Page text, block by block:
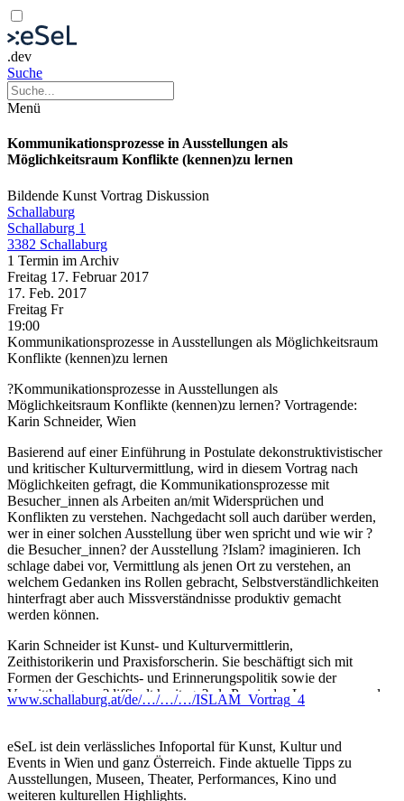
.dev
Suche
Menü
Kommunikationsprozesse in Ausstellungen als
Möglichkeitsraum Konflikte (kennen)zu lernen
Bildende Kunst Vortrag Diskussion
Schallaburg
Schallaburg 1
3382 Schallaburg
1 Termin im Archiv
Freitag 17. Februar 2017
17. Feb. 2017
Freitag Fr
19:00
Kommunikationsprozesse in Ausstellungen als Möglichkeitsraum
Konflikte (kennen)zu lernen
?Kommunikationsprozesse in Ausstellungen als
Möglichkeitsraum Konflikte (kennen)zu lernen? Vortragende:
Karin Schneider, Wien
Basierend auf einer Einführung in Postulate dekonstruktivistischer
und kritischer Kulturvermittlung, wird in diesem Vortrag nach
Möglichkeiten gefragt, die Kommunikationsprozesse mit
Besucher_innen als Arbeiten an/mit Widersprüchen und
Konflikten zu verstehen. Nachgedacht soll auch darüber werden,
wer in einer solchen Ausstellung über wen spricht und wie wir ?
die Besucher_innen? der Ausstellung ?Islam? imaginieren. Ich
schlage dabei vor, Vermittlung als jenen Ort zu verstehen, an
welchem Gedanken ins Rollen gebracht, Selbstverständlichkeiten
hinterfragt aber auch Missverständnisse produktiv gemacht
werden können.
Karin Schneider ist Kunst- und Kulturvermittlerin,
Zeithistorikerin und Praxisforscherin. Sie beschäftigt sich mit
Formen der Geschichts- und Erinnerungspolitik sowie der
Vermittlung von ?difficult heritage? als Praxis des Lernens an und
mit Konflikten. Sie ist Mitglied der Wiener Gruppe des
und mit dieser Lehrbeauftragte für außerschulische
Vermittlungspraxen an der Universität für angewandte Kunst, im
Bereich Fachdidaktik; sie arbeitet zur Zeit gemeinsam mit Nora
Landkammer im Rahmen des Projektes ?TRACES – transmitting
www.schallaburg.at/de/…/…/…/ISLAM_Vortrag_4
eSeL ist dein verlässliches Infoportal für Kunst, Kultur und
Events in Wien und ganz Österreich. Finde aktuelle Tipps zu
Ausstellungen, Museen, Theater, Performances, Kino und
weiteren kulturellen Highlights.